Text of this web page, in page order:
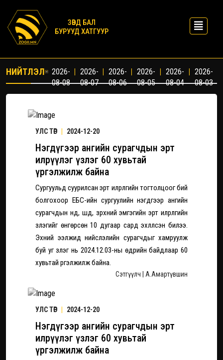
ЗӨВД БАЛ
БУРУУД ХАТГУУР
НИЙТЛЭЛ
2026-
08-08
| 2026-
08-07
| 2026-
08-06
| 2026-
08-05
| 2026-
08-04
| 2026-
08-03
УЛС ТӨР 2024-12-20
Нэгдүгээр ангийн сурагчдын эрт
илрүүлэг үзлэг 60 хувьтай
үргэлжилж байна
Сургуульд суурилсан эрт илрүүлгийн тогтолцоог бий
болгохоор ЕБС-ийн сургуулийн нэгдүгээр ангийн
сурагчдын нүд, шүд, зүрхний эмгэгийн эрт илрүүлгийн
үзлэгийг өнгөрсөн 10 дугаар сард эхлүүлсэн билээ.
Эхний ээлжид нийслэлийн сурагчдыг хамруулж
буй уг үзлэг нь 2024.12.03-ны өдрийн байдлаар 60
хувьтай үргэлжилж байна.
Сэтгүүлч | А.Амартүвшин
УЛС ТӨР | 2024-12-20
Нэгдүгээр ангийн сурагчдын эрт
илрүүлэг үзлэг 60 хувьтай
үргэлжилж байна